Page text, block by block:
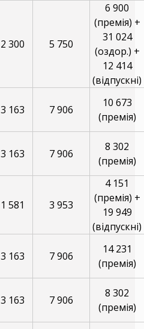
2 300 5 750
6 900
(премія) +
31 024
(оздор.) +
12 414
(відпускні)
3 163 7 906
10 673
(премія)
3 163 7 906
8 302
(премія)
1 581 3 953
4 151
(премія) +
19 949
(відпускні)
3 163 7 906
14 231
(премія)
3 163 7 906
8 302
(премія)